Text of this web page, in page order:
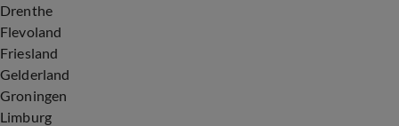
Drenthe
Flevoland
Friesland
Gelderland
Groningen
Limburg